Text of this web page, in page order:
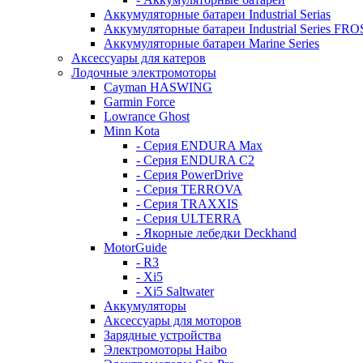
Аккумуляторные батареи Industrial Serias
Аккумуляторные батареи Industrial Series
Аккумуляторные батареи Marine Series
Аксессуары для катеров
Лодочные электромоторы
Cayman HASWING
Garmin Force
Lowrance Ghost
Minn Kota
- Серия ENDURA Max
- Серия ENDURA C2
- Серия PowerDrive
- Серия TERROVA
- Серия TRAXXIS
- Серия ULTERRA
- Якорные лебедки Deckhand
MotorGuide
- R3
- Xi5
- Xi5 Saltwater
Аккумуляторы
Аксессуары для моторов
Зарядные устройства
Электромоторы Haibo